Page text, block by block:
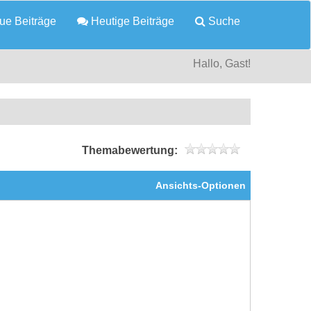
Beiträge Heutige Beiträge Suche
Hallo, Gast!
Themabewertung:
Ansichts-Optionen